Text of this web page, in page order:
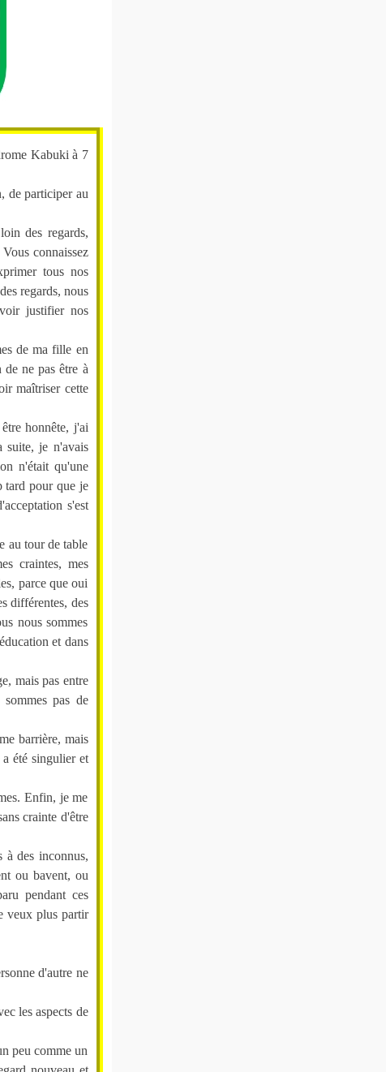
Kabuki à 7
de participer au
des regards,
connaissez
tous nos
regards, nous
justifier nos
de ma fille en
ne pas être à
maîtriser cette
honnête, j'ai
suite, je n'avais
n'était qu'une
tard pour que je
s'est
au tour de table
craintes, mes
parce que oui
différentes, des
nous sommes
et dans
mais pas entre
pas de
barrière, mais
a été singulier et
Enfin, je me
crainte d'être
à des inconnus,
ou bavent, ou
pendant ces
veux plus partir
d'autre ne
les aspects de
peu comme un